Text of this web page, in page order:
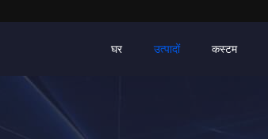
घर उत्पादों कस्टम